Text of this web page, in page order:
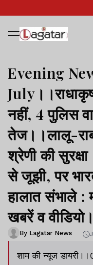
Evening
नहीं, 4 पुलिस
तेज।।लालू-
श्रेणी की
से जूझी, पर
हालात संभाले
खबरें व
By Lagatar News
शाम की न्यूज